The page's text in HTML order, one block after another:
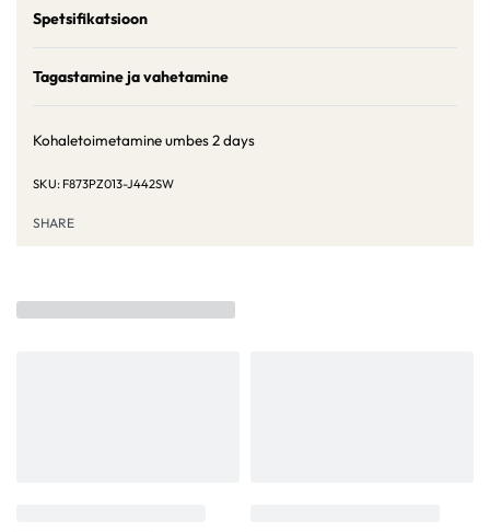
Spetsifikatsioon
Tagastamine ja vahetamine
Kohaletoimetamine umbes2 days
F873PZ013-J442SW
SHARE